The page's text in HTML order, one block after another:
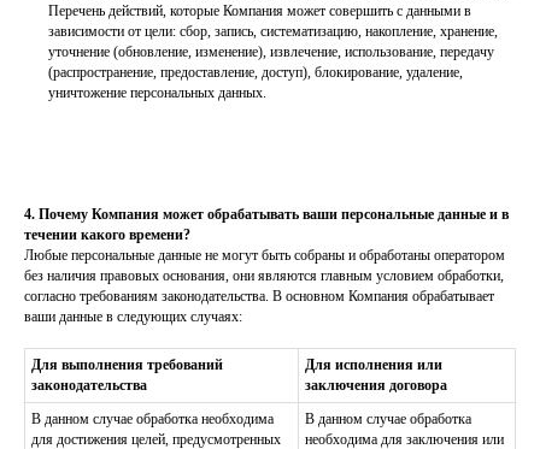
Перечень действий, которые Компания может совершить с данными в
зависимости от цели: сбор, запись, систематизацию, накопление, хранение,
уточнение (обновление, изменение), извлечение, использование, передачу
(распространение, предоставление, доступ), блокирование, удаление,
уничтожение персональных данных.
4. Почему Компания может обрабатывать ваши персональные данные и в
течении какого времени?
Любые персональные данные не могут быть собраны и обработаны оператором
без наличия правовых основания, они являются главным условием обработки,
согласно требованиям законодательства. В основном Компания обрабатывает
ваши данные в следующих случаях:
Для выполнения требований
законодательства
Для исполнения или
заключения договора
В данном случае обработка необходима
для достижения целей, предусмотренных
В данном случае обработка
необходима для заключения или